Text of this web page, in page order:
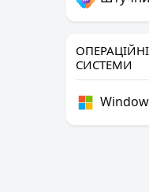
ОПЕРАЦІЙНІ
СИСТЕМИ